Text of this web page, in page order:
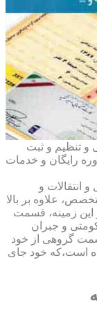
و تنظیم و ثبت
رایگان و خدمات
انتقالات و
علاوه بر بالا
زمینه، قسمت
و جبران
سمت گروهی از خود
است،که خود جای